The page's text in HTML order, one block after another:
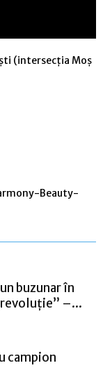
(intersecția Moș
Beauty-
buzunar în
–...
campion